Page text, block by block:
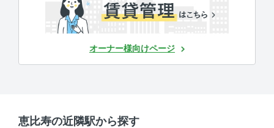
オーナー様向けページ
恵比寿の近隣駅から探す